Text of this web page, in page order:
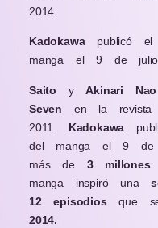
2014.
Kadokawapublicó
manga el 9 de
Saito yAkinari Nao
Seven en la revista
2011. Kadokawa
del manga el 9 de
más de 3 millones
manga inspiró una
12
episodios que
2014.